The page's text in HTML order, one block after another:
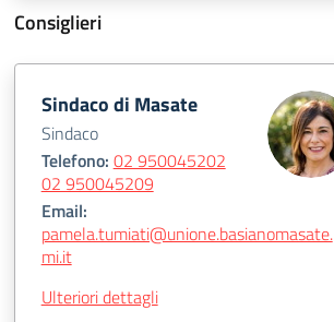
Consiglieri
Sindaco di Masate
Sindaco
Telefono: 02 950045202
02 950045209
Email:
pamela.tumiati@unione.basianomasate.
mi.it
Ulteriori dettagli